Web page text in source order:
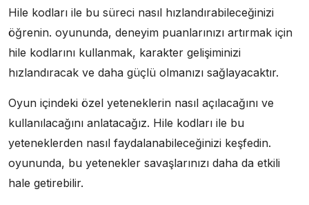
Hile kodları ile bu süreci nasıl hızlandırabileceğinizi
öğrenin. oyununda, deneyim puanlarınızı artırmak için
hile kodlarını kullanmak, karakter gelişiminizi
hızlandıracak ve daha güçlü olmanızı sağlayacaktır.
Oyun içindeki özel yeteneklerin nasıl açılacağını ve
kullanılacağını anlatacağız. Hile kodları ile bu
yeteneklerden nasıl faydalanabileceğinizi keşfedin.
oyununda, bu yetenekler savaşlarınızı daha da etkili
hale getirebilir.